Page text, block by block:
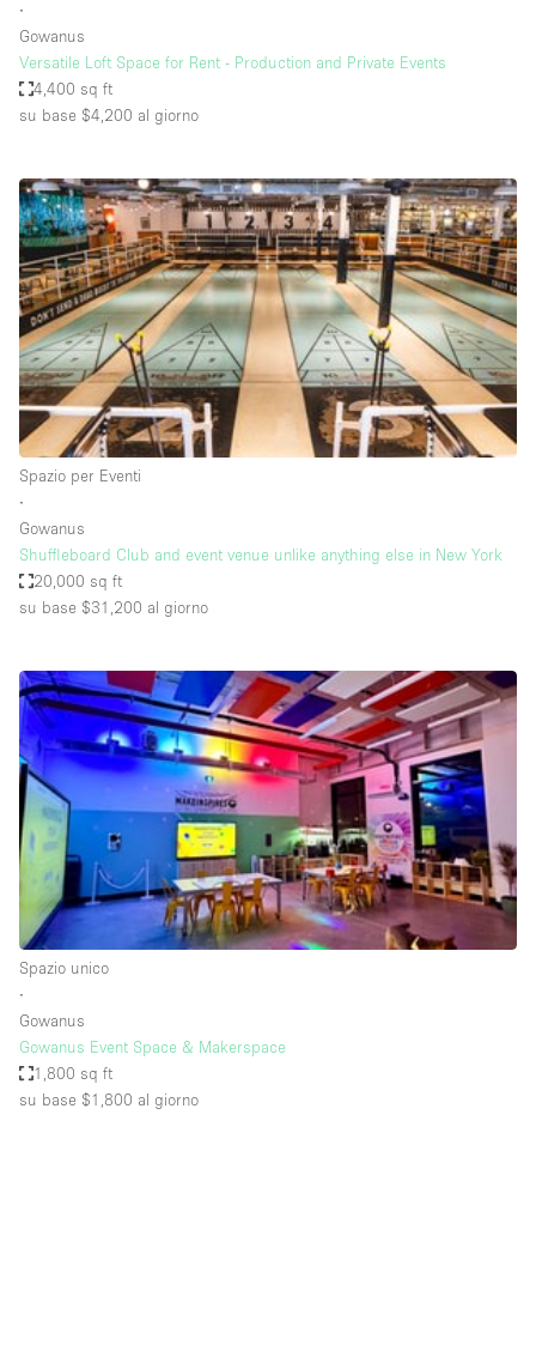
Sala conferenze
Sala riunioni
Spazio creativo
Spazio hall
Spazio per Eventi
Spazio pubblicitario
Spazio unico
Stand / Bancarella
Stand / Chiosco / Stand
Studio fotografico / riprese
Uffici
Villa / Casa
Dotazioni dello spazio
Accesso per disabili
Ampia Porta d'Ingresso
Animals Friendly
Aria condizionata
Arredamento
Ascensore
Attrezzature da ufficio
Bagni
Bagno
∙
Gowanus
Versatile Loft Space for Rent - Production and Private Events
4,400 sq ft
su base $4,200 al giorno
Spazio per Eventi
∙
Gowanus
Shuffleboard Club and event venue unlike anything else in New York
20,000 sq ft
su base $31,200 al giorno
Spazio unico
∙
Gowanus
Gowanus Event Space & Makerspace
1,800 sq ft
su base $1,800 al giorno